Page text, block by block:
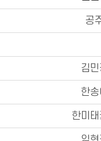
공
김민
한송
한미